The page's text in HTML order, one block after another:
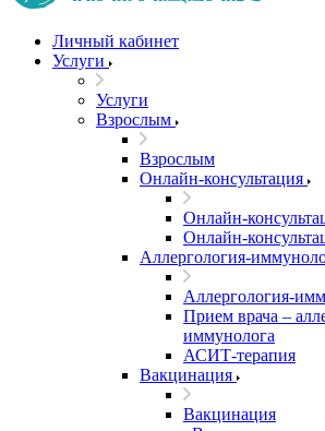
Личный кабинет
Услуги
Услуги
Взрослым
Взрослым
Онлайн-консультация
Онлайн-
Онлайн-
Аллергология-
Аллергология-
Прием врача –
иммунолога
АСИТ-терапия
Вакцинация
Вакцинация